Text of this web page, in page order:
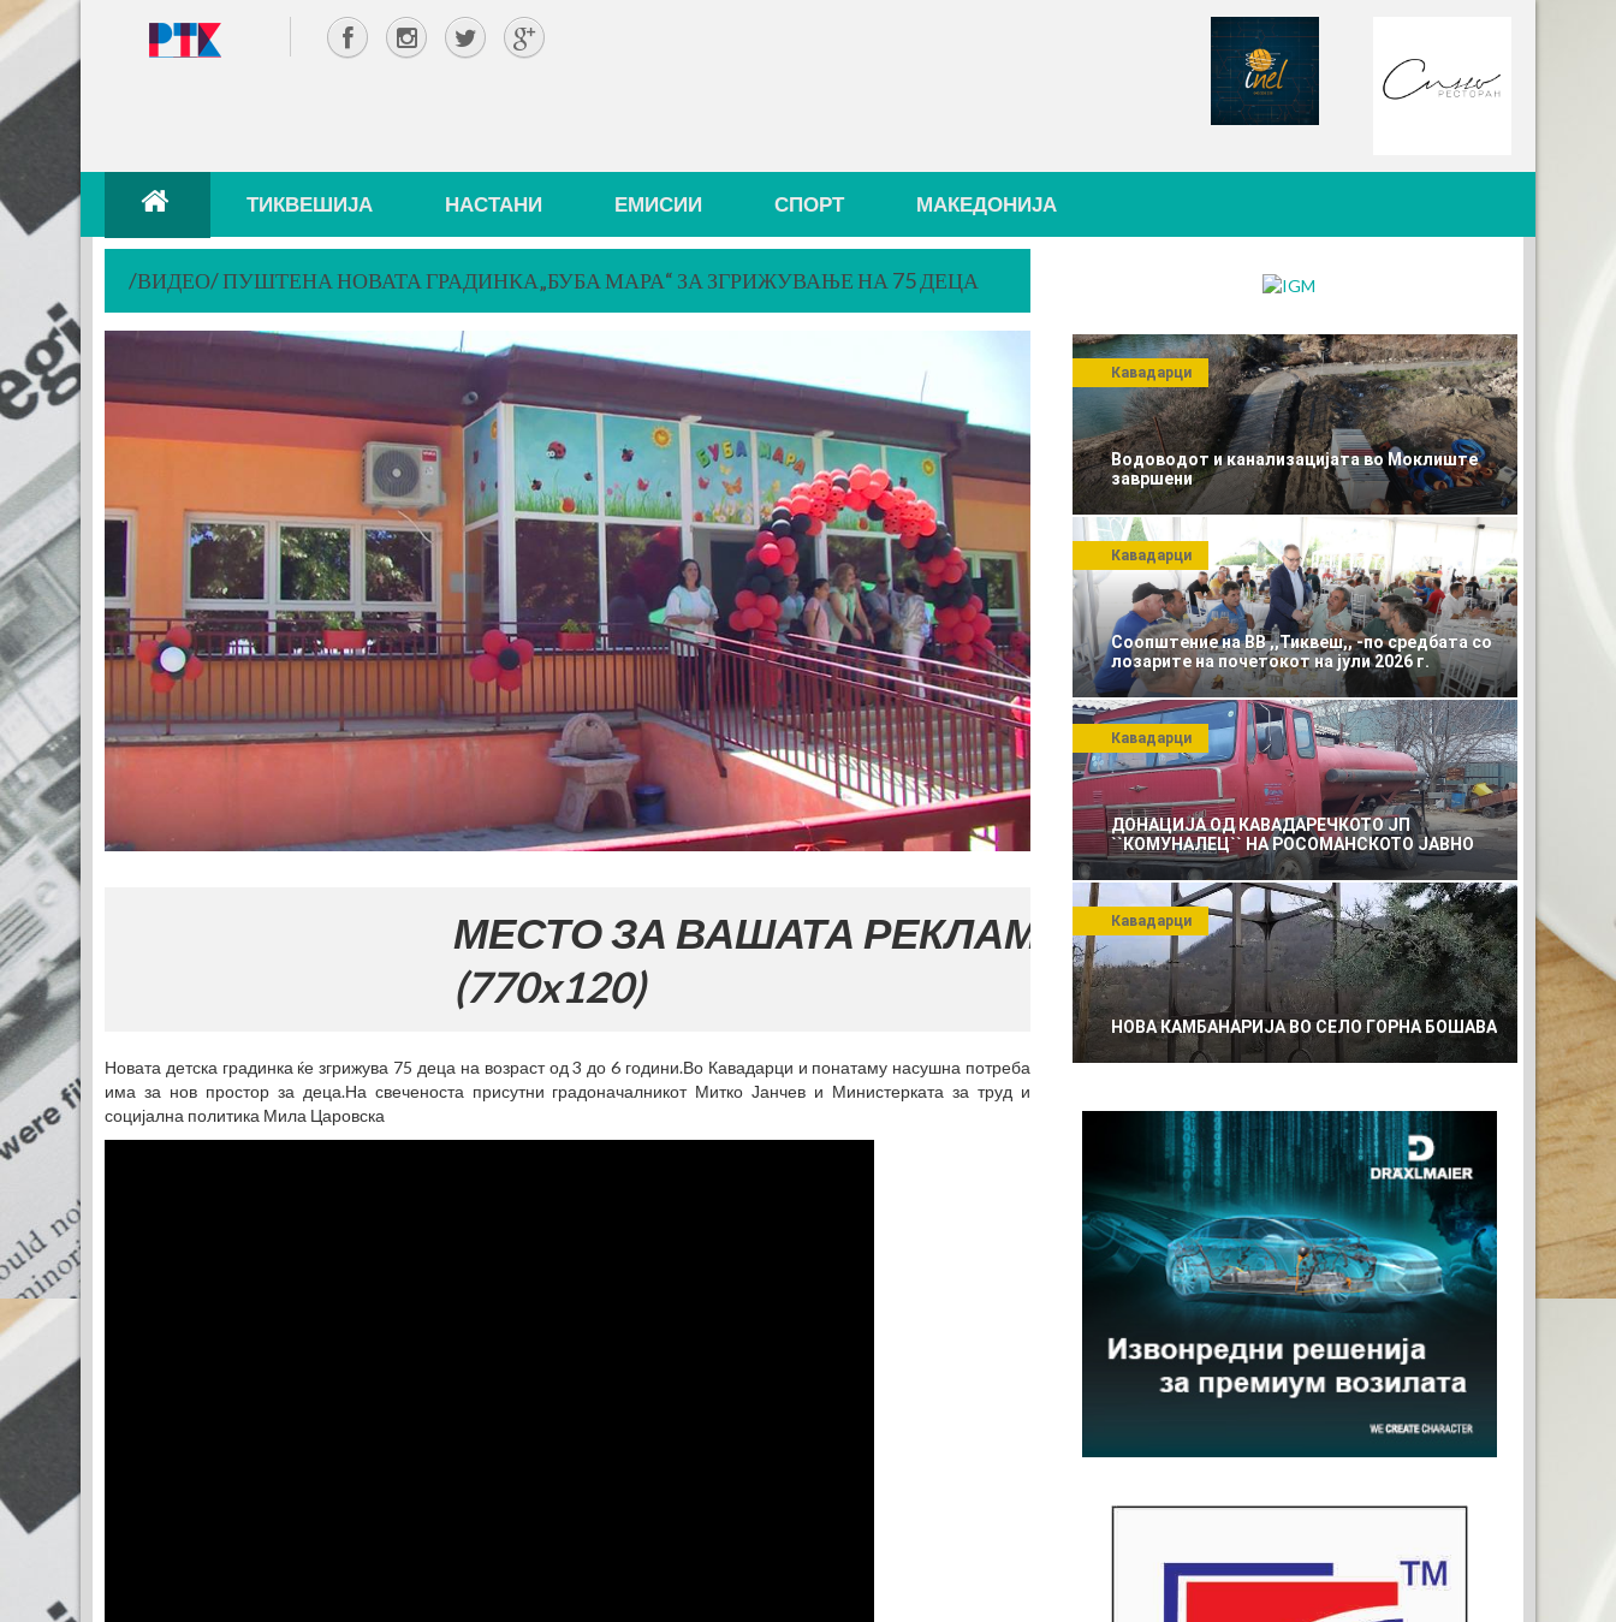
ТИКВЕШИЈА НАСТАНИ ЕМИСИИ СПОРТ МАКЕДОНИЈА
/ВИДЕО/ ПУШТЕНА НОВАТА ГРАДИНКА„БУБА МАРА“ ЗА ЗГРИЖУВАЊЕ НА 75 ДЕЦА
МЕСТО ЗА ВАШАТА РЕКЛАМА
Новата детска градинка ќе згрижува 75 деца на возраст од 3 до 6 години.Во Кавадарци и понатаму насушна потреба
има за нов простор за деца.На свеченоста присутни градоначалникот Митко Јанчев и Министерката за труд и
социјална политика Мила Царовска
Водоводот и канализацијата во Моклиште
завршени
Кавадарци
Соопштение на ВВ ,,Тиквеш,, -по средбата со
лозарите на почетокот на јули 2026 г.
Кавадарци
ДОНАЦИЈА ОД КАВАДАРЕЧКОТО ЈП
``КОМУНАЛЕЦ`` НА РОСОМАНСКОТО ЈАВНО
ПРЕТПРИЈАТИЕ ЗА КОМУНАЛНО УСЛУГИ
Кавадарци
НОВА КАМБАНАРИЈА ВО СЕЛО ГОРНА БОШАВА
Кавадарци